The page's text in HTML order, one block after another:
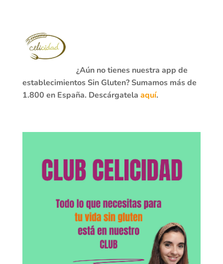
¿Aún no tienes nuestra app de
establecimientos Sin Gluten? Sumamos más de
1.800 en España. Descárgatela aquí.